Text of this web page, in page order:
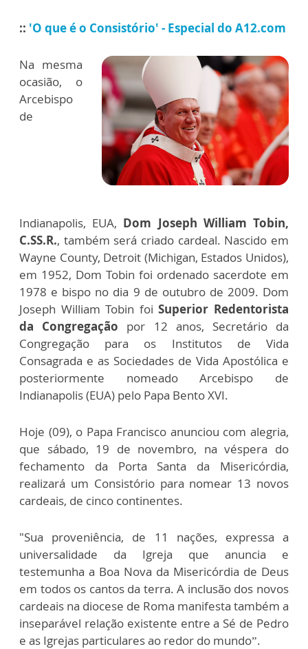
:: 'O que é o Consistório' - Especial do A12.com
Na mesma
ocasião, o
Arcebispo
de
Indianapolis, EUA, Dom Joseph William Tobin,
C.SS.R., também será criado cardeal. Nascido em
Wayne County, Detroit (Michigan, Estados Unidos),
em 1952, Dom Tobin foi ordenado sacerdote em
1978 e bispo no dia 9 de outubro de 2009. Dom
Joseph William Tobin foiSuperior Redentorista
da Congregação por 12 anos, Secretário da
Congregação para os Institutos de Vida
Consagrada e as Sociedades de Vida Apostólica e
posteriormente nomeado Arcebispo de
Indianapolis (EUA) pelo Papa Bento XVI.
Hoje (09), o Papa Francisco anunciou com alegria,
que sábado, 19 de novembro, na véspera do
fechamento da Porta Santa da Misericórdia,
realizará um Consistório para nomear 13 novos
cardeais, de cinco continentes.
"Sua proveniência, de 11 nações, expressa a
universalidade da Igreja que anuncia e
testemunha a Boa Nova da Misericórdia de Deus
em todos os cantos da terra. A inclusão dos novos
cardeais na diocese de Roma manifesta também a
inseparável relação existente entre a Sé de Pedro
e as Igrejas particulares ao redor do mundo”.